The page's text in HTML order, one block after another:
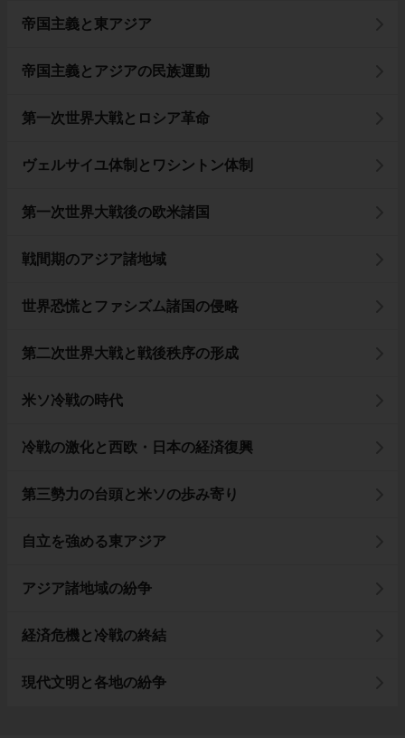
帝国主義と東アジア
帝国主義とアジアの民族運動
第一次世界大戦とロシア革命
ヴェルサイユ体制とワシントン体制
第一次世界大戦後の欧米諸国
戦間期のアジア諸地域
世界恐慌とファシズム諸国の侵略
第二次世界大戦と戦後秩序の形成
米ソ冷戦の時代
冷戦の激化と西欧・日本の経済復興
第三勢力の台頭と米ソの歩み寄り
自立を強める東アジア
アジア諸地域の紛争
経済危機と冷戦の終結
現代文明と各地の紛争